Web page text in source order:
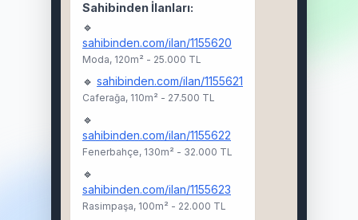
Sahibinden İlanları:
🔹
sahibinden.com/ilan/1155620
Moda, 120m² - 25.000 TL
🔹 sahibinden.com/ilan/1155621
Caferağa, 110m² - 27.500 TL
🔹
sahibinden.com/ilan/1155622
Fenerbahçe, 130m² - 32.000 TL
🔹
sahibinden.com/ilan/1155623
Rasimpaşa, 100m² - 22.000 TL